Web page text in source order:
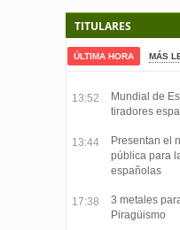
TITULARES
ÚLTIMA HORA MÁS
13:52
Mundial de
tiradores
13:44
Presentan el
pública para
españolas
17:38
3 metales
Piragüismo